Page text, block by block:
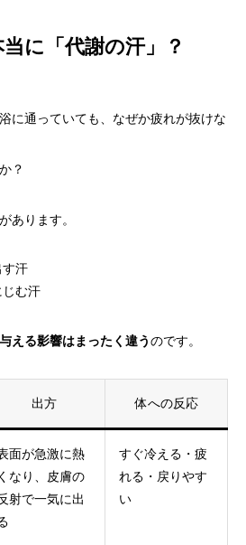
に「代謝の汗」？
に通っていても、なぜか疲れが抜けな
？
あります。
す汗
む汗
える影響はまったく違うのです。
出方 体への反応
面が急激に熱
くなり、皮膚の
射で一気に出
すぐ冷える・疲
れる・戻りやす
い